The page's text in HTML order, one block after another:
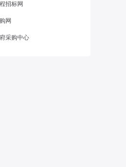
招标网
网
采购中心